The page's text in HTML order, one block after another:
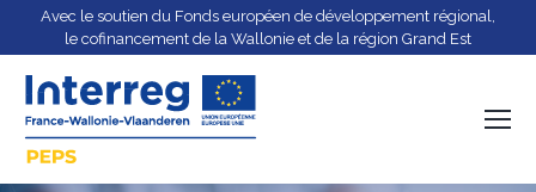
Avec le soutien du Fonds européen de développement régional,
le cofinancement de la Wallonie et de la région Grand Est